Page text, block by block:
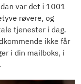
var det i 1001
røvere, og
tjenester i dag.
ikke får
i din mailboks, i